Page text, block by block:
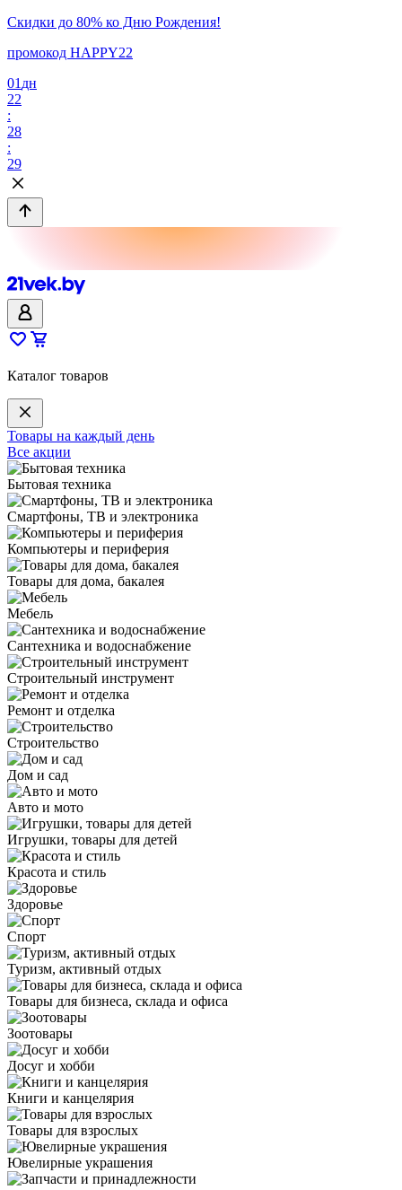
Скидки до 80% ко Дню Рождения!
промокод HAPPY22
01 дн
22
:
28
:
29
Каталог товаров
Товары на каждый день
Все акции
Бытовая техника
Смартфоны, ТВ и электроника
Компьютеры и периферия
Товары для дома, бакалея
Мебель
Сантехника и водоснабжение
Строительный инструмент
Ремонт и отделка
Строительство
Дом и сад
Авто и мото
Игрушки, товары для детей
Красота и стиль
Здоровье
Спорт
Туризм, активный отдых
Товары для бизнеса, склада и офиса
Зоотовары
Досуг и хобби
Книги и канцелярия
Товары для взрослых
Ювелирные украшения